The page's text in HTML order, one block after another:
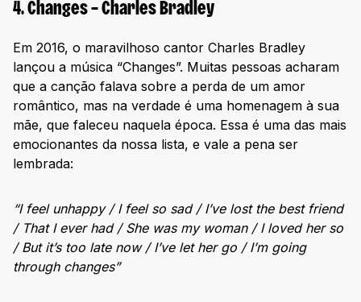
4. Changes – Charles Bradley
Em 2016, o maravilhoso cantor Charles Bradley
lançou a música “Changes”. Muitas pessoas acharam
que a canção falava sobre a perda de um amor
romântico, mas na verdade é uma homenagem à sua
mãe, que faleceu naquela época. Essa é uma das mais
emocionantes da nossa lista, e vale a pena ser
lembrada:
“I feel unhappy / I feel so sad / I’ve lost the best friend
/ That I ever had / She was my woman / I loved her so
/ But it’s too late now / I’ve let her go / I’m going
through changes”